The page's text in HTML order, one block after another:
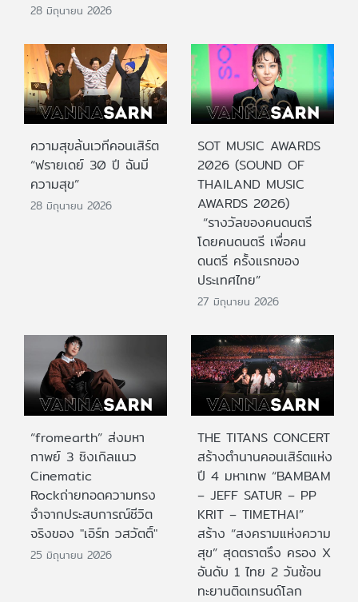
28 มิถุนายน 2026
ความสุขล้นเวทีคอนเสิร์ต
“ฟรายเดย์ 30 ปี ฉันมี
ความสุข”
28 มิถุนายน 2026
SOT MUSIC AWARDS
2026 (SOUND OF
THAILAND MUSIC
AWARDS 2026)
“รางวัลของคนดนตรี
โดยคนดนตรี เพื่อคน
ดนตรี ครั้งแรกของ
ประเทศไทย”
27 มิถุนายน 2026
“fromearth” ส่งมหา
กาพย์ 3 ซิงเกิลแนว
Cinematic
Rockถ่ายทอดความทรง
จำจากประสบการณ์ชีวิต
จริงของ "เอิร์ท วสวัตติ์"
25 มิถุนายน 2026
THE TITANS CONCERT
สร้างตำนานคอนเสิร์ตแห่ง
ปี 4 มหาเทพ “BAMBAM
– JEFF SATUR – PP
KRIT – TIMETHAI”
สร้าง “สงครามแห่งความ
สุข” สุดตราตรึง ครอง X
อันดับ 1 ไทย 2 วันซ้อน
ทะยานติดเทรนด์โลก